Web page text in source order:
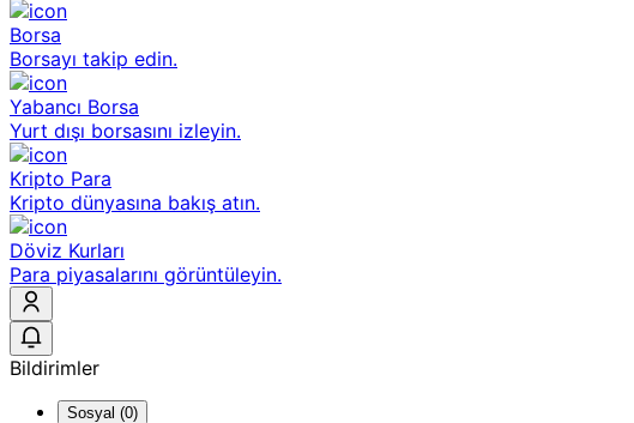
Borsa
Borsayı takip edin.
Yabancı Borsa
Yurt dışı borsasını izleyin.
Kripto Para
Kripto dünyasına bakış atın.
Döviz Kurları
Para piyasalarını görüntüleyin.
Bildirimler
Sosyal (0)